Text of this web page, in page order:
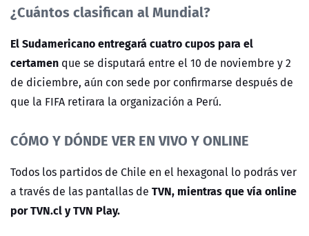
¿Cuántos clasifican al Mundial?
El Sudamericano entregará cuatro cupos para el
certamen que se disputará entre el 10 de noviembre y 2
de diciembre, aún con sede por confirmarse después de
que la FIFA retirara la organización a Perú.
CÓMO Y DÓNDE VER EN VIVO Y ONLINE
Todos los partidos de Chile en el hexagonal lo podrás ver
a través de las pantallas de TVN, mientras que vía online
por TVN.cl y TVN Play.